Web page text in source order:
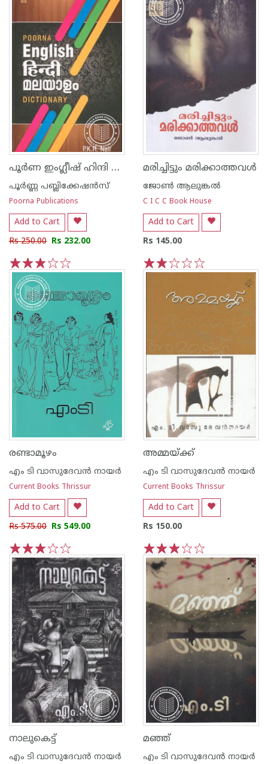
പൂര്‍ണ ഇംഗ്ലീഷ് ഹിന്ദി മലയാളം ഡിക്ഷണറി
പൂര്‍ണ്ണ പബ്ലിക്കേഷ‌ന്‍സ്
Poorna Publications
Add to Cart
Rs 250.00 Rs 232.00
5
4
3
2
1
മരിച്ചിട്ടും മരിക്കാത്തവള്‍
ജോണ്‍‌ ആലുങ്കല്‍‌
C I C C Book House
Add to Cart
Rs 145.00
5
4
3
2
1
രണ്ടാമൂഴം
എം ടി വാസുദേവന്‍ നായര്‍
Current Books Thrissur
Add to Cart
Rs 575.00 Rs 549.00
5
4
3
2
1
അമ്മയ്‌ക്ക്
എം ടി വാസുദേവന്‍ നായര്‍
Current Books Thrissur
Add to Cart
Rs 150.00
5
4
3
2
1
നാലുകെട്ട്
എം ടി വാസുദേവന്‍ നായര്‍
മഞ്ഞ്
എം ടി വാസുദേവന്‍ നായര്‍